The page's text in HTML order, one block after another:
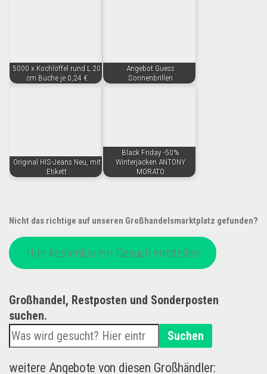
5000 x Kochlöffel rund L 20
cm Buche je 0,24 €
Angebot Guess
Sonnenbrillen
Original HIS-Jeans Neu, mit
Etikett
Black Friday -50%
Winterjacken ANTONY
MORATO
Nicht das richtige auf unseren Großhandelsmarktplatz gefunden?
Hier kostenlos ein Gesuch einstellen
Großhandel, Restposten und Sonderposten
suchen.
Suchen
weitere Angebote von diesen Großhändler: